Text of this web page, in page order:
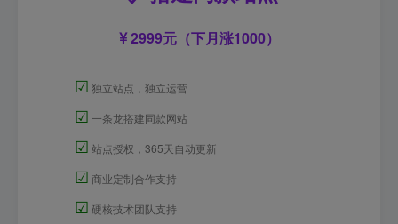
2999元（下月涨1000）
☑ 独立站点，独立运营
☑ 一条龙搭建同款网站
☑ 站点授权，365天自动更新
☑ 商业定制合作支持
☑ 硬核技术团队支持